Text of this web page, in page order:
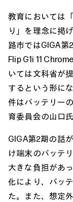
教育においては
り」を理念に掲
路市ではGIGA第
Flip G1i 11
いては文科省が
するという形に
件はバッテリー
育委員会の山口氏
GIGA第2期の話
け端末のバッテ
大きな負担があ
化により、バッ
た。また、想定